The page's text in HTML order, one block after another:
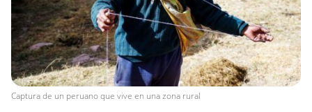
Captura de un peruano que vive en una zona rural